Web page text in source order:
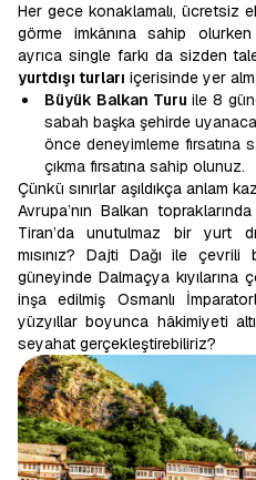
Her gece konaklamalı, ücretsiz
görme imkânına sahip
ayrıca single farkı da sizden
yurtdışı turları içerisinde yer
Büyük Balkan Turu ile 8
sabah başka şehirde
önce deneyimleme fırsatına
çıkma fırsatına sahip olunuz.
Çünkü sınırlar aşıldıkça anlam
Avrupa’nın Balkan
Tiran’da unutulmaz bir yurt
mısınız? Dajti Dağı ile
güneyinde Dalmaçya
inşa edilmiş Osmanlı
yüzyıllar boyunca hâkimiyeti
seyahat gerçekleştirebiliriz?